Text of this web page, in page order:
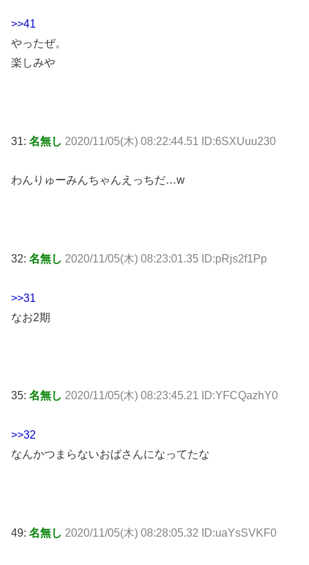
>>41
やったぜ。
楽しみや
31: 名無し 2020/11/05(木) 08:22:44.51 ID:6SXUuu230
わんりゅーみんちゃんえっちだ…w
32: 名無し 2020/11/05(木) 08:23:01.35 ID:pRjs2f1Pp
>>31
なお2期
35: 名無し 2020/11/05(木) 08:23:45.21 ID:YFCQazhY0
>>32
なんかつまらないおばさんになってたな
49: 名無し 2020/11/05(木) 08:28:05.32 ID:uaYsSVKF0